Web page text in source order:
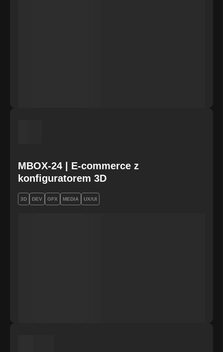
MBOX-24 | E-commerce z
konfiguratorem 3D
3D DEV GFX MEDIA UX/UI